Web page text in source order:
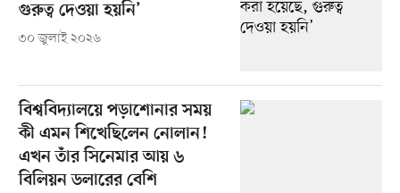
গুরুত্ব দেওয়া হয়নি’
৩০ জুলাই ২০২৬
বিশ্ববিদ্যালয়ে পড়াশোনার সময়
কী এমন শিখেছিলেন নোলান!
এখন তাঁর সিনেমার আয় ৬
বিলিয়ন ডলারের বেশি